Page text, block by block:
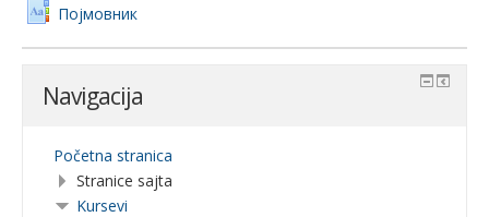
Појмовник
Navigacija
Početna stranica
Stranice sajta
Kursevi